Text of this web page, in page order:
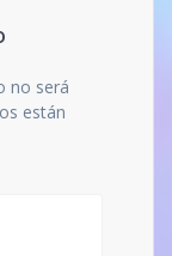
no será
están